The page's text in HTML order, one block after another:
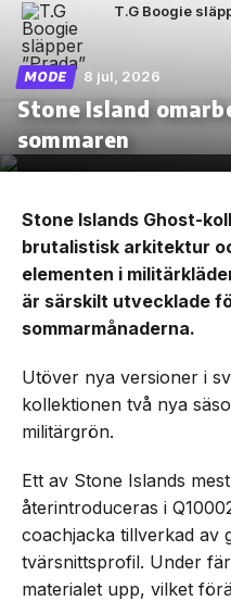
T.G Boogie
MODE 8 jul, 2026
Stone Island
sommaren
Stone Islands Ghost-
brutalistisk arkitektur
elementen i
är särskilt utvecklade
sommarmånaderna.
Utöver nya versioner i
kollektionen två nya
militärgrön.
Ett av Stone Islands
återintroduceras i
coachjacka tillverkad av
tvärsnittsprofil. Under
materialet upp, vilket